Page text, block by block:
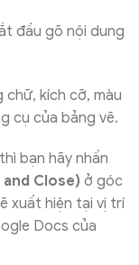
đầu gõ nội dung
chữ, kích cỡ, màu
cụ của bảng vẽ.
bạn hãy nhấn
Close) ở góc
xuất hiện tại vị trí
Docs của